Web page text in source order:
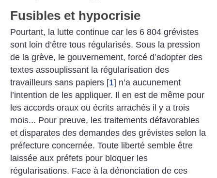
Fusibles et hypocrisie
Pourtant, la lutte continue car les 6 804 grévistes
sont loin d’être tous régularisés. Sous la pression
de la grève, le gouvernement, forcé d’adopter des
textes assouplissant la régularisation des
travailleurs sans papiers [1] n’a aucunement
l’intention de les appliquer. Il en est de même pour
les accords oraux ou écrits arrachés il y a trois
mois... Pour preuve, les traitements défavorables
et disparates des demandes des grévistes selon la
préfecture concernée. Toute liberté semble être
laissée aux préfets pour bloquer les
régularisations. Face à la dénonciation de ces